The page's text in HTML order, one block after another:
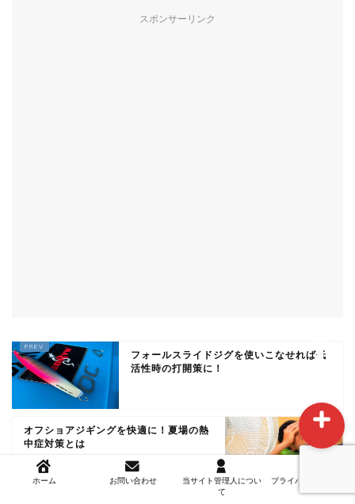
スポンサーリンク
フォールスライドジグを使いこなせれば低
活性時の打開策に！
オフショアジギングを快適に！夏場の熱
中症対策とは
ホーム お問い合わせ
当サイト管理人につい
て
プライバシーポリシー
当サイト管理人について